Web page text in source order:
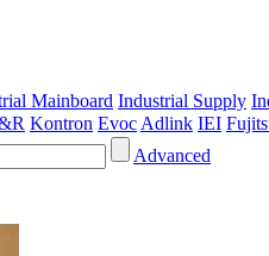
Mainboard Industrial Supply
Kontron Evoc Adlink IEI
Advanced